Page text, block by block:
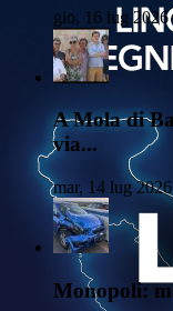
gio, 16 lug
A Mola di
via...
mar, 14 lug
Monopoli: